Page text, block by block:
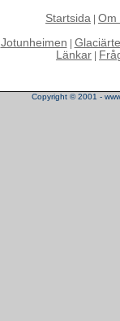
Startsida Om
Jotunheimen
Länkar
Copyright © 2001 -